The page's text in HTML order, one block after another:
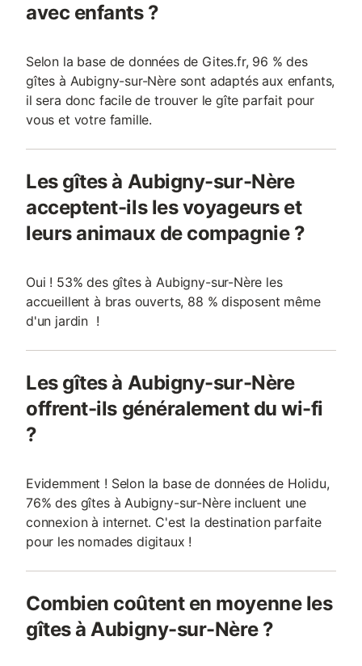
avec enfants ?
Selon la base de données de Gites.fr, 96 % des
gîtes à Aubigny-sur-Nère sont adaptés aux enfants,
il sera donc facile de trouver le gîte parfait pour
vous et votre famille.
Les gîtes à Aubigny-sur-Nère
acceptent-ils les voyageurs et
leurs animaux de compagnie ?
Oui ! 53% des gîtes à Aubigny-sur-Nère les
accueillent à bras ouverts, 88 % disposent même
d'un jardin !
Les gîtes à Aubigny-sur-Nère
offrent-ils généralement du wi-fi
?
Evidemment ! Selon la base de données de Holidu,
76% des gîtes à Aubigny-sur-Nère incluent une
connexion à internet. C'est la destination parfaite
pour les nomades digitaux !
Combien coûtent en moyenne les
gîtes à Aubigny-sur-Nère ?